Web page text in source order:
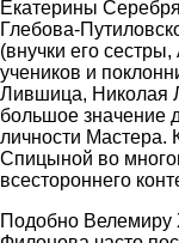
Екатерины
Глебова-
(внучки его
учеников и
Лившица, Николая
большое значение
личности
Спицыной во
всестороннего
Подобно Велемиру